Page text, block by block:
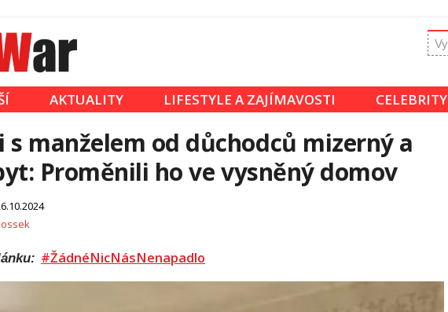
AKTUALITY LIFESTYLE A ZAJÍMAVOSTI CELEBRITY
s manželem od důchodců mizerný a
Proměnili ho ve vysněný domov
#ŽádnéNicNásNenapadlo